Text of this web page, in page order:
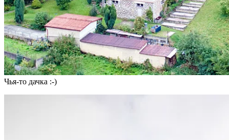
Чья-то дачка :-)